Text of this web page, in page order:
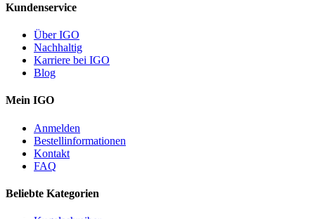
Kundenservice
Über IGO
Nachhaltig
Karriere bei IGO
Blog
Mein IGO
Anmelden
Bestellinformationen
Kontakt
FAQ
Beliebte Kategorien